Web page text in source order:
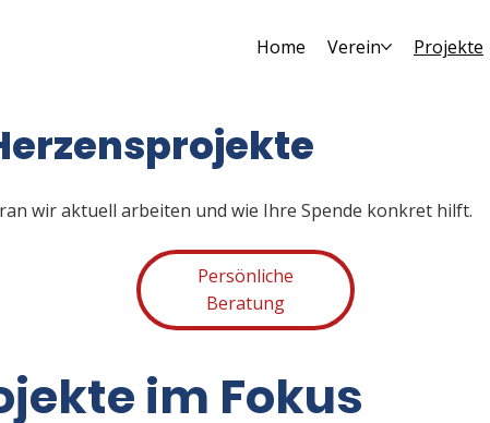
Home Verein Projekte
wir aktuell arbeiten und wie Ihre Spende konkret hilft.
Persönliche
Beratung
im Fokus